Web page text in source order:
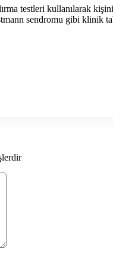
testleri kullanılarak
sendromu gibi klinik